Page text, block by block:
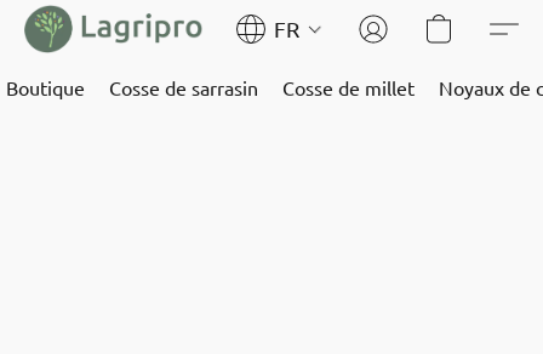
FR
Boutique Cosse de sarrasin Cosse de millet Noyaux de